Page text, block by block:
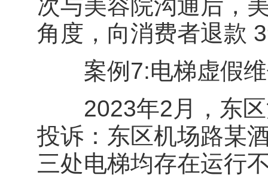
次与美容院沟通后，
角度，向消费者退款
案例7:电梯虚假维
2023年2月，东区
投诉：东区机场路某
三处电梯均存在运行